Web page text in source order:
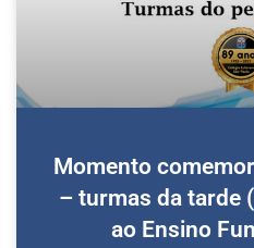
Momento
– turmas da tarde
ao Ensino